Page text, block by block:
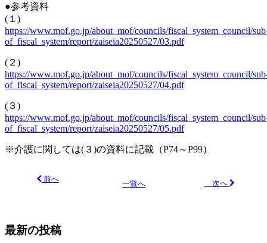
●参考資料
(１)
https://www.mof.go.jp/about_mof/councils/fiscal_system_council/
of_fiscal_system/report/zaiseia20250527/03.pdf
(２)
https://www.mof.go.jp/about_mof/councils/fiscal_system_council/
of_fiscal_system/report/zaiseia20250527/04.pdf
(３)
https://www.mof.go.jp/about_mof/councils/fiscal_system_council/
of_fiscal_system/report/zaiseia20250527/05.pdf
※介護に関しては(３)の資料に記載 （P74～P99）
前へ
一覧へ 次へ
最新の投稿